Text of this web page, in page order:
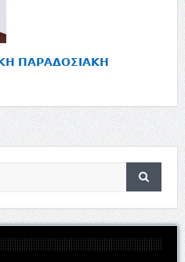
𝝥𝝖𝝦𝝖𝝙𝝤𝝨𝝞𝝖𝝟𝝜